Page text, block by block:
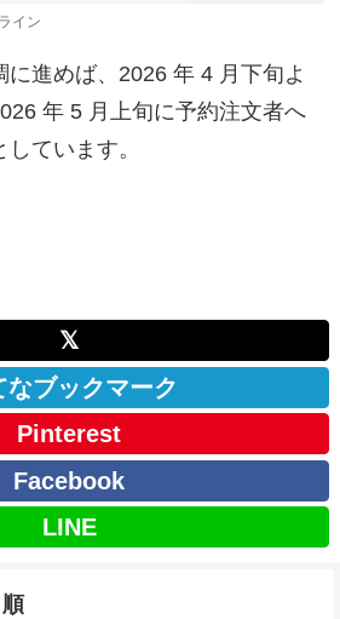
イン
に進めば、2026 年 4 月下旬よ
年 5 月上旬に予約注文者へ
ています。
𝕏
なブックマーク
Pinterest
Facebook
LINE